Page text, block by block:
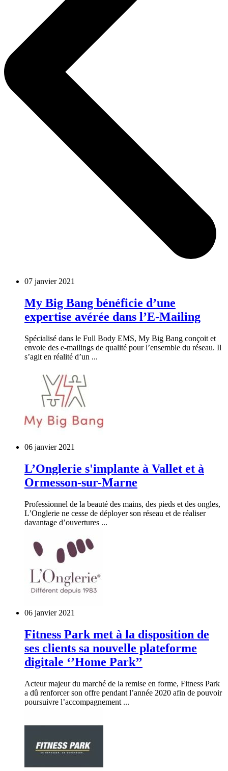
07 janvier 2021
My Big Bang bénéficie d’une
expertise avérée dans l’E-Mailing
Spécialisé dans le Full Body EMS, My Big Bang conçoit et
envoie des e-mailings de qualité pour l’ensemble du réseau. Il
s’agit en réalité d’un ...
06 janvier 2021
L’Onglerie s'implante à Vallet et à
Ormesson-sur-Marne
Professionnel de la beauté des mains, des pieds et des ongles,
L’Onglerie ne cesse de déployer son réseau et de réaliser
davantage d’ouvertures ...
06 janvier 2021
Fitness Park met à la disposition de
ses clients sa nouvelle plateforme
digitale ‘’Home Park’’
Acteur majeur du marché de la remise en forme, Fitness Park
a dû renforcer son offre pendant l’année 2020 afin de pouvoir
poursuivre l’accompagnement ...